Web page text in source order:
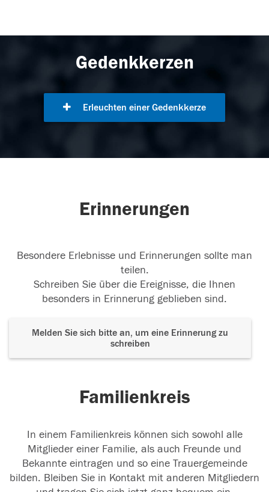
Gedenkkerzen
Erleuchten einer Gedenkkerze
Erinnerungen
Besondere Erlebnisse und Erinnerungen sollte man
teilen.
Schreiben Sie über die Ereignisse, die Ihnen
besonders in Erinnerung geblieben sind.
Melden Sie sich bitte an, um eine Erinnerung zu
schreiben
Familienkreis
In einem Familienkreis können sich sowohl alle
Mitglieder einer Familie, als auch Freunde und
Bekannte eintragen und so eine Trauergemeinde
bilden. Bleiben Sie in Kontakt mit anderen Mitgliedern